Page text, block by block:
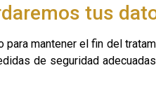
tus
mantener el fin del
de seguridad